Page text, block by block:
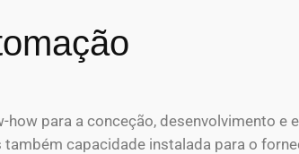
how para a conceção, desenvolvimento
capacidade instalada para o